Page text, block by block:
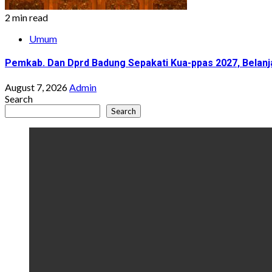
2 min read
Umum
Pemkab. Dan Dprd Badung Sepakati Kua-ppas 2027,
August 7, 2026Admin
Search
Search